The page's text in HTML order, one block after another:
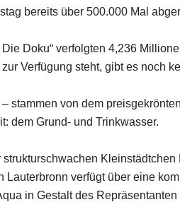
bereits über 500.000 Mal
Doku“ verfolgten 4,236
Verfügung steht, gibt es noch
stammen von dem
dem Grund- und Trinkwasser.
verfügt über eine
in Gestalt des